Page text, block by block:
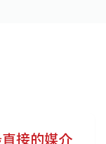
接的媒介